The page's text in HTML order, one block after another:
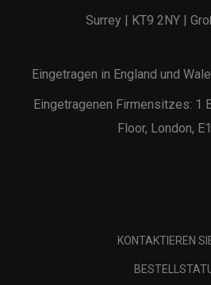
Surrey | KT9 2NY |
Eingetragen in England und
Eingetragenen Firmensitzes: 1
Floor, London,
KONTAKTIEREN